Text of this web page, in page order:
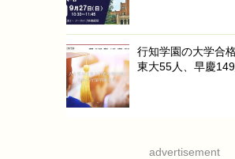
行知学園の大学合
東大55人、早慶149
advertisement